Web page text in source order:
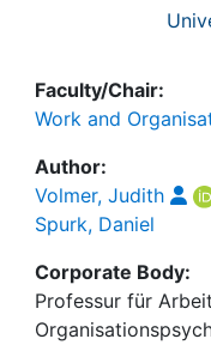
Faculty/Chair:
Work and
Author:
Volmer, Judith
Spurk, Daniel
Corporate Body:
Professur für